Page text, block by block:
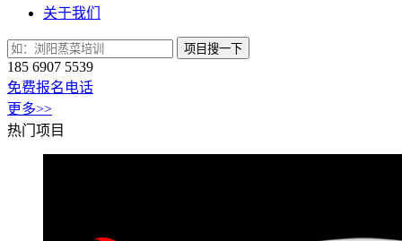
关于我们
项目搜一下
185 6907 5539
免费报名电话
更多>>
热门项目